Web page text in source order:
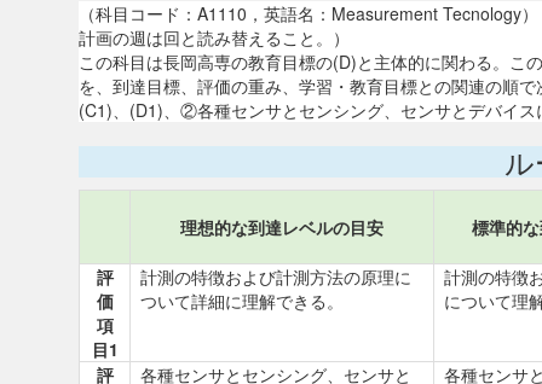
（科目コード：A1110，英語名：Measurement Tecnology
計画の週は回と読み替えること。）
この科目は長岡高専の教育目標の(D)と主体的に関わる。こ
を、到達目標、評価の重み、学習・教育目標との関連の順
(C1)、(D1)、②各種センサとセンシング、センサとデバイ
理想的な到達レベルの目安 標準的
評
価
項
目1
計測の特徴および計測方法の原理に
ついて詳細に理解できる。
計測の特徴
について理
評
各種センサとセンシング、センサと
各種センサ